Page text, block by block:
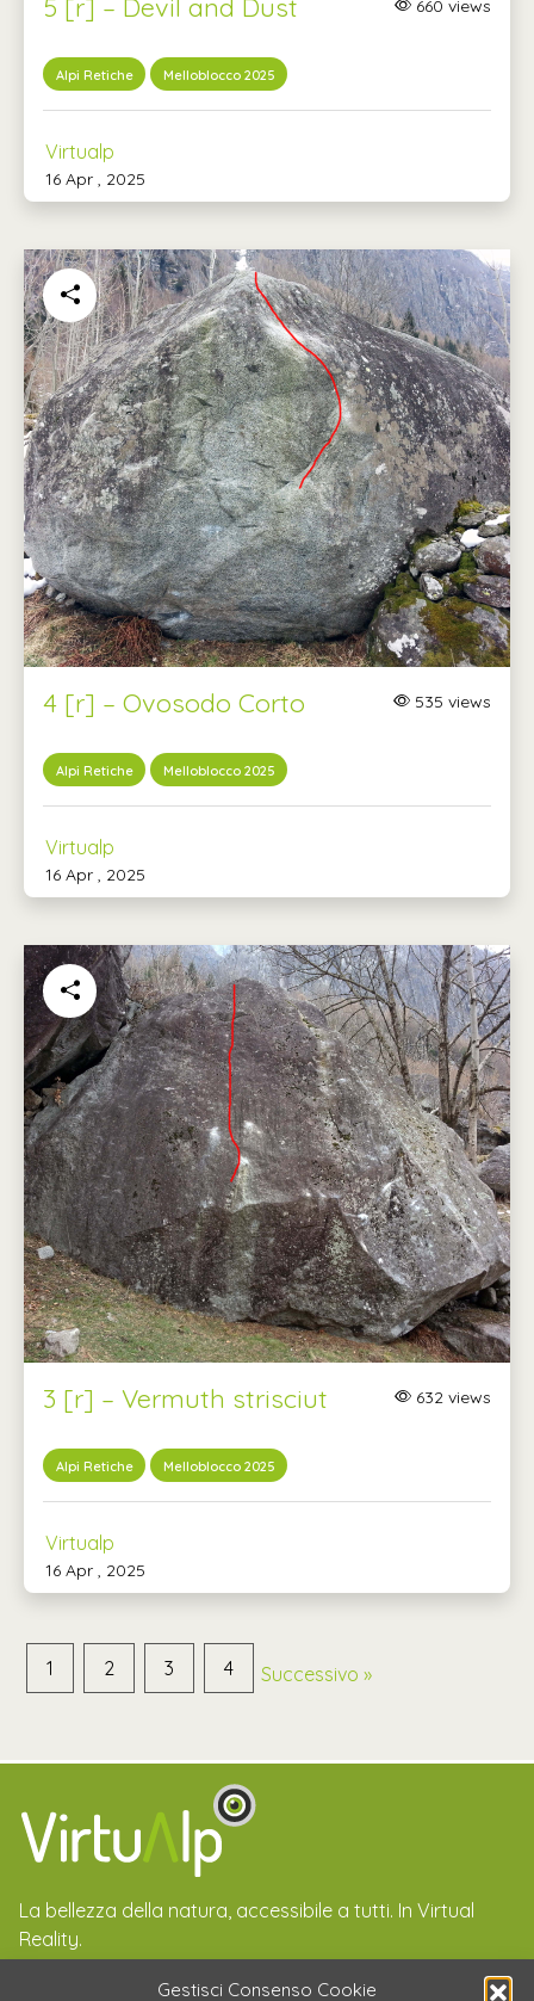
Gestisci Consenso Cookie
660 views
Alpi Retiche Melloblocco 2025
Virtualp
16 Apr , 2025
4 [r] – Ovosodo Corto 535 views
Alpi Retiche Melloblocco 2025
Virtualp
16 Apr , 2025
3 [r] – Vermuth strisciut 632 views
Alpi Retiche Melloblocco 2025
Virtualp
16 Apr , 2025
1 2 3 4 Successivo »
La bellezza della natura, accessibile a tutti. In Virtual
Reality.